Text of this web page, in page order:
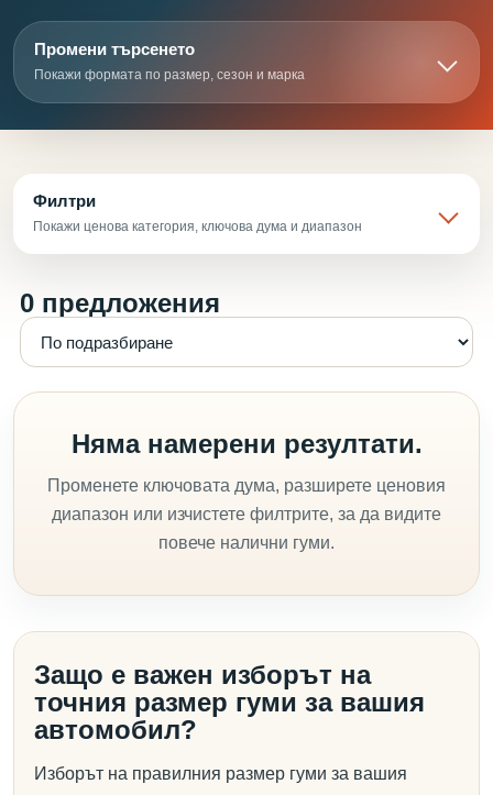
Промени търсенето
Покажи формата по размер, сезон и марка
Филтри
Покажи ценова категория, ключова дума и диапазон
0 предложения
Няма намерени резултати.
Променете ключовата дума, разширете ценовия
диапазон или изчистете филтрите, за да видите
повече налични гуми.
Защо е важен изборът на
точния размер гуми за вашия
автомобил?
Изборът на правилния размер гуми за вашия